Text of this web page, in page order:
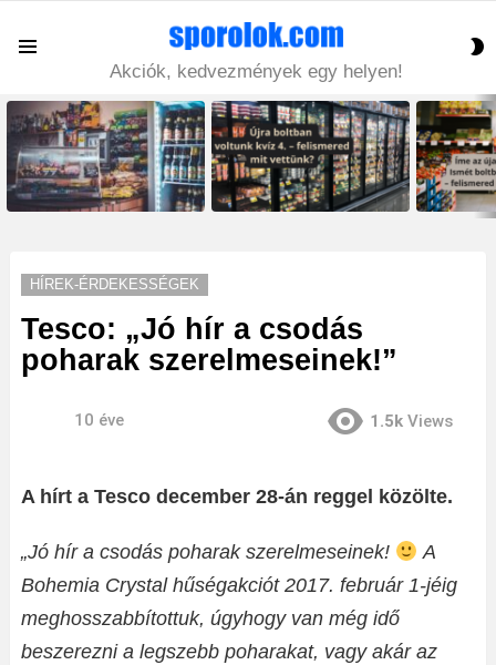
Akciók, kedvezmények egy helyen!
LATEST
STORIES
HÍREK-ÉRDEKESSÉGEK
Tesco: „Jó hír a csodás
poharak szerelmeseinek!”
10 éve 1.5k Views
A hírt a Tesco december 28-án reggel közölte.
„Jó hír a csodás poharak szerelmeseinek!
A
Bohemia Crystal hűségakciót 2017. február 1-jéig
meghosszabbítottuk, úgyhogy van még idő
beszerezni a legszebb poharakat, vagy akár az